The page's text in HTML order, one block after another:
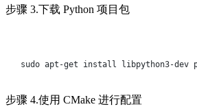
步骤 3.下载 Python 项目包
sudo apt-get install libpython3-dev
步骤 4.使用 CMake 进行配置